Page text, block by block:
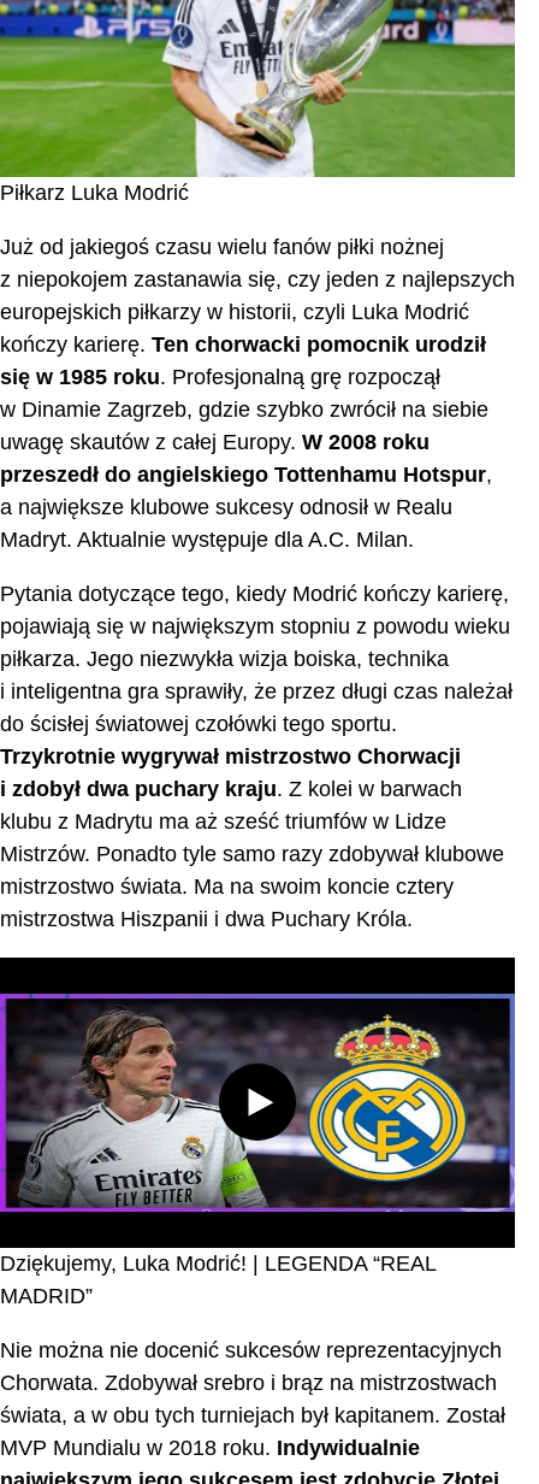
Piłkarz Luka Modrić
Już od jakiegoś czasu wielu fanów piłki nożnej
z niepokojem zastanawia się, czy jeden z najlepszych
europejskich piłkarzy w historii, czyli Luka Modrić
kończy karierę. Ten chorwacki pomocnik urodził
się w 1985 roku. Profesjonalną grę rozpoczął
w Dinamie Zagrzeb, gdzie szybko zwrócił na siebie
uwagę skautów z całej Europy. W 2008 roku
przeszedł do angielskiego Tottenhamu Hotspur,
a największe klubowe sukcesy odnosił w Realu
Madryt. Aktualnie występuje dla A.C. Milan.
Pytania dotyczące tego, kiedy Modrić kończy karierę,
pojawiają się w największym stopniu z powodu wieku
piłkarza. Jego niezwykła wizja boiska, technika
i inteligentna gra sprawiły, że przez długi czas należał
do ścisłej światowej czołówki tego sportu.
Trzykrotnie wygrywał mistrzostwo Chorwacji
i zdobył dwa puchary kraju. Z kolei w barwach
klubu z Madrytu ma aż sześć triumfów w Lidze
Mistrzów. Ponadto tyle samo razy zdobywał klubowe
mistrzostwo świata. Ma na swoim koncie cztery
mistrzostwa Hiszpanii i dwa Puchary Króla.
Dziękujemy, Luka Modrić! | LEGENDA “REAL
MADRID”
Nie można nie docenić sukcesów reprezentacyjnych
Chorwata. Zdobywał srebro i brąz na mistrzostwach
świata, a w obu tych turniejach był kapitanem. Został
MVP Mundialu w 2018 roku. Indywidualnie